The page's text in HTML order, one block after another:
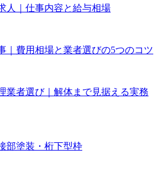
人｜仕事内容と給与相場
｜費用相場と業者選びの5つのコツ
業者選び｜解体まで見据える実務
部塗装・桁下型枠